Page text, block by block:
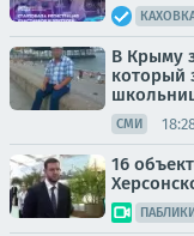
В Крыму
который
СМИ
16